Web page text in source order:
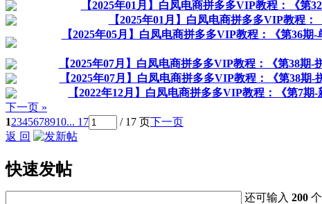
【2025年01月】白凤电商拼多多VIP教程：《第
【2025年01月】白凤电商拼多多VIP教程
【2025年05月】白凤电商拼多多VIP教程：《第36
【2025年07月】白凤电商拼多多VIP教程：《第38期
【2025年07月】白凤电商拼多多VIP教程：《第38期
【2022年12月】白凤电商拼多多VIP教程：《第7
下一页 »
12345678910... 17 / 17 页下一页
返 回
快速发帖
还可输入200